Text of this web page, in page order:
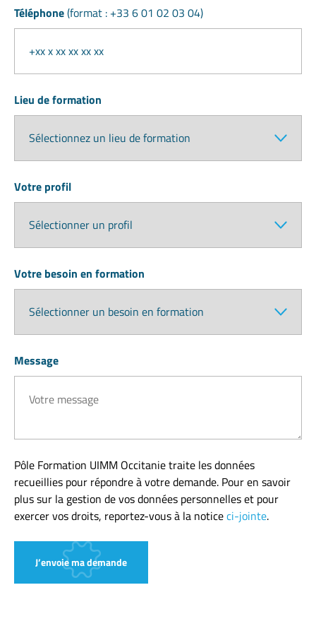
Téléphone(format : +33 6 01 02 03 04)
Lieu de formation
Votre profil
Votre besoin en formation
Message
Pôle Formation UIMM Occitanie traite les données
recueillies pour répondre à votre demande. Pour en savoir
plus sur la gestion de vos données personnelles et pour
exercer vos droits, reportez-vous à la noticeci-jointe.
J’envoie ma demande